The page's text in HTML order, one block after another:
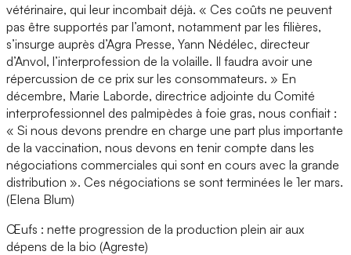
vétérinaire, qui leur incombait déjà. « Ces coûts ne peuvent
pas être supportés par l’amont, notamment par les filières,
s’insurge auprès d’Agra Presse, Yann Nédélec, directeur
d’Anvol, l’interprofession de la volaille. Il faudra avoir une
répercussion de ce prix sur les consommateurs. » En
décembre, Marie Laborde, directrice adjointe du Comité
interprofessionnel des palmipèdes à foie gras, nous confiait :
« Si nous devons prendre en charge une part plus importante
de la vaccination, nous devons en tenir compte dans les
négociations commerciales qui sont en cours avec la grande
distribution ». Ces négociations se sont terminées le 1er mars.
(Elena Blum)
Œufs : nette progression de la production plein air aux
dépens de la bio (Agreste)